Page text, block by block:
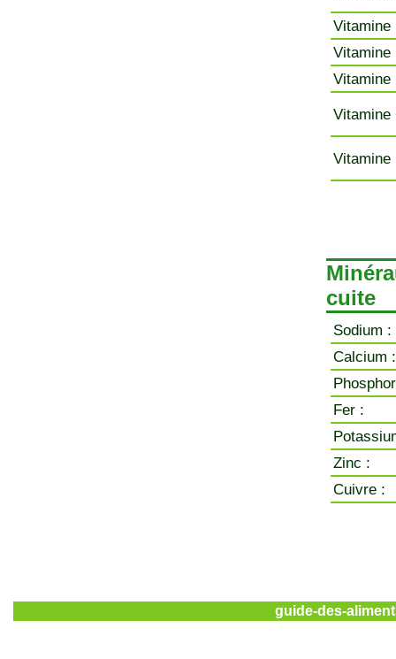
Vitamine
Vitamine
Vitamine
Vitamine
Vitamine
cuite
Sodium :
Calcium :
Fer :
Zinc :
Cuivre :
guide-des-